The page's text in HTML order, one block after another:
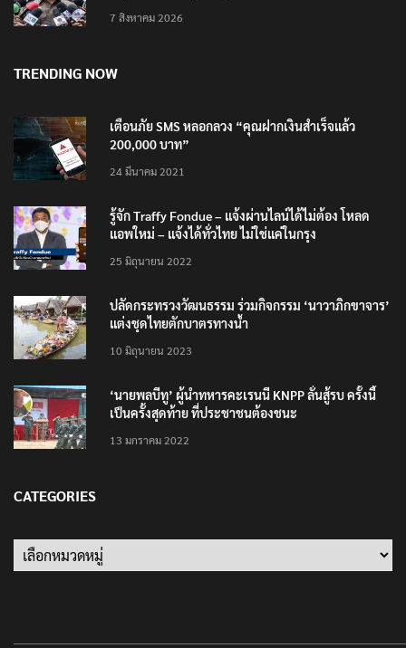
7 สิงหาคม 2026
TRENDING NOW
เตือนภัย SMS หลอกลวง “คุณฝากเงินสำเร็จแล้ว
200,000 บาท”
24 มีนาคม 2021
รู้จัก Traffy Fondue – แจ้งผ่านไลน์ได้ไม่ต้อง โหลด
แอพใหม่ – แจ้งได้ทั่วไทย ไม่ใช่แค่ในกรุง
25 มิถุนายน 2022
ปลัดกระทรวงวัฒนธรรม ร่วมกิจกรรม ‘นาวาภิกขาจาร’
แต่งชุดไทยตักบาตรทางน้ำ
10 มิถุนายน 2023
‘นายพลบีทู’ ผู้นำทหารคะเรนนี KNPP ลั่นสู้รบ ครั้งนี้
เป็นครั้งสุดท้าย ที่ประชาชนต้องชนะ
13 มกราคม 2022
CATEGORIES
Categories